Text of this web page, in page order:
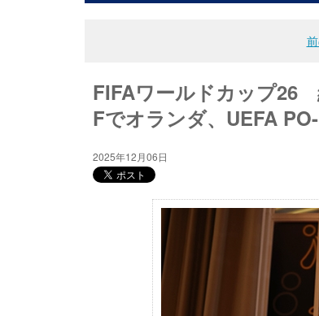
FIFAワールドカップ26
Fでオランダ、UEFA
2025年12月06日